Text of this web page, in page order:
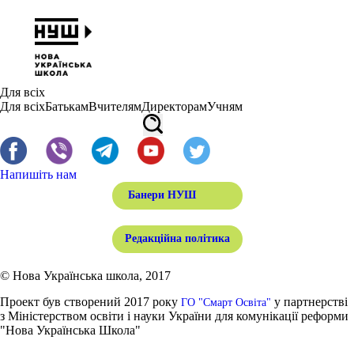
Для всіх
Для всіхБатькамВчителямДиректорамУчням
Напишіть нам
Банери НУШ
Редакційна політика
© Нова Українська школа, 2017
Проект був створений 2017 року ГО "Смарт Освіта" у партнерстві
з Міністерством освіти і науки України для комунікації реформи
"Нова Українська Школа"